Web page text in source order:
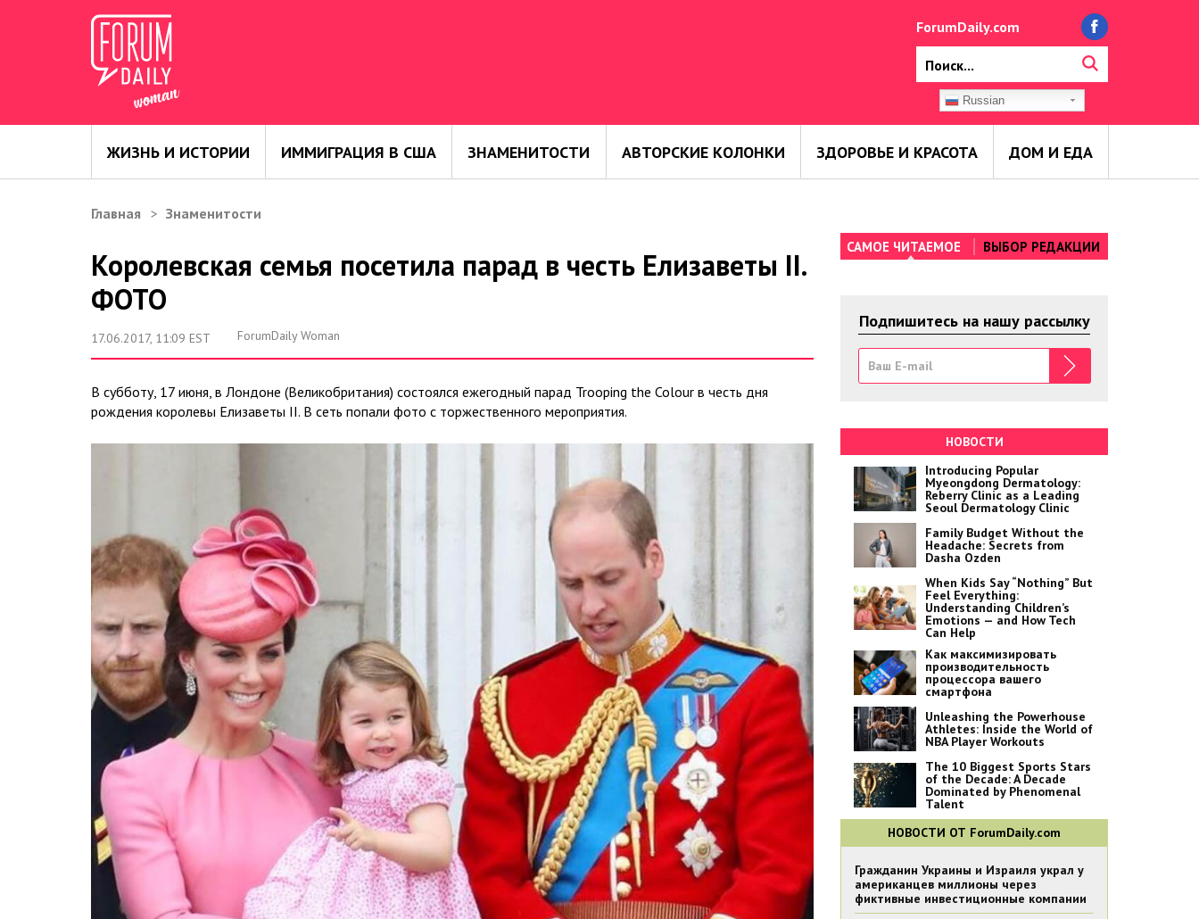
ForumDaily.com
Russian
ЖИЗНЬ И ИСТОРИИ ИММИГРАЦИЯ В США ЗНАМЕНИТОСТИ АВТОРСКИЕ КОЛОНКИ ЗДОРОВЬЕ И КРАСОТА ДОМ И ЕДА
Главная Знаменитости
Королевская семья посетила парад в честь Елизаветы II.
ФОТО
17.06.2017, 11:09 EST ForumDaily Woman
В субботу, 17 июня, в Лондоне (Великобритания) состоялся ежегодный парад Trooping the Colour в честь дня
рождения королевы Елизаветы II. В сеть попали фото с торжественного мероприятия.
САМОЕ ЧИТАЕМОЕ ВЫБОР РЕДАКЦИИ
Подпишитесь на нашу рассылку
НОВОСТИ
Introducing Popular
Myeongdong Dermatology:
Reberry Clinic as a Leading
Seoul Dermatology Clinic
Family Budget Without the
Headache: Secrets from
Dasha Ozden
When Kids Say “Nothing” But
Feel Everything:
Understanding Children’s
Emotions — and How Tech
Can Help
Как максимизировать
производительность
процессора вашего
смартфона
Unleashing the Powerhouse
Athletes: Inside the World of
NBA Player Workouts
The 10 Biggest Sports Stars
of the Decade: A Decade
Dominated by Phenomenal
Talent
НОВОСТИ ОТ ForumDaily.com
Гражданин Украины и Израиля украл у
американцев миллионы через
фиктивные инвестиционные компании